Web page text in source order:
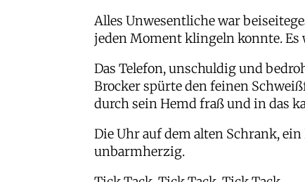
Alles Unwesentliche war
jeden Moment klingeln konnte. Es
Das Telefon, unschuldig und
Brocker spürte den feinen
durch sein Hemd fraß und in das
Die Uhr auf dem alten Schrank,
unbarmherzig.